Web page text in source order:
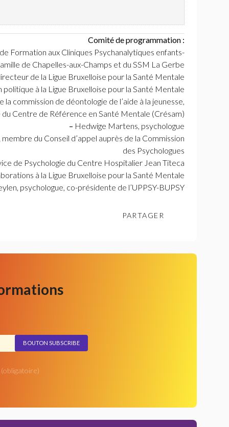
Comité de programmation :
Formation aux Cliniques Psychanalytiques enfants-
de Chapelles-aux-Champs et du SSM La Gerbe
de la Ligue Bruxelloise pour la Santé Mentale
à la Ligue Bruxelloise pour la Santé Mentale
commission de déontologie de l’aide à la jeunesse,
Centre de Référence en Santé Mentale (Crésam)
– Hedwige Martens, psychologue
du Conseil d’appel auprès de la Commission
des Psychologues
de Psychologie du Centre Hospitalier Jean Titeca
à la Ligue Bruxelloise pour la Santé Mentale
psychologue, co-présidente de l’UPPSY-BUPSY
PARTAGER
(obligatoire)